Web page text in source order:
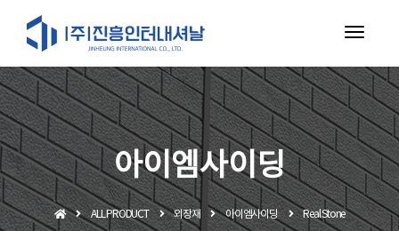
아이엠사이딩
ALL PRODUCT 외장재 아이엠사이딩 Real Stone